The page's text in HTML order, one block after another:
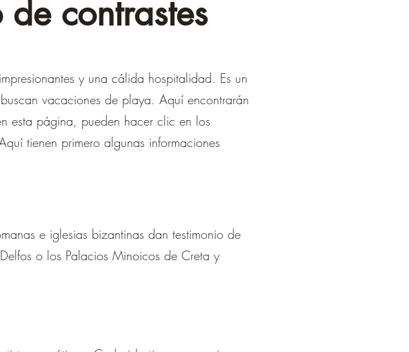
contrastes
y una cálida hospitalidad. Es un
vacaciones de playa. Aquí encontrarán
esta página, pueden hacer clic en los
tienen primero algunas informaciones
e iglesias bizantinas dan testimonio de
o los Palacios Minoicos de Creta y